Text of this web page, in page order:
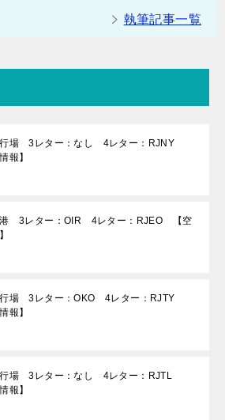
執筆記事一覧
行場 3レター：なし 4レター：RJNY
報】
港 3レター：OIR 4レター：RJEO 【空
行場 3レター：OKO 4レター：RJTY
報】
行場 3レター：なし 4レター：RJTL
報】